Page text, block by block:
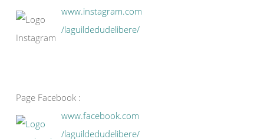
www.instagram.com
/laguildedudelibere/
Page Facebook :
www.facebook.com
/laguildedudelibere/